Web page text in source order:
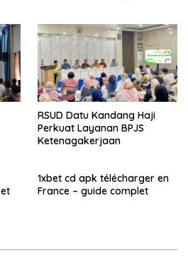
RSUD Datu Kandang Haji
Perkuat Layanan BPJS
Ketenagakerjaan
1xbet cd apk télécharger en
France – guide complet